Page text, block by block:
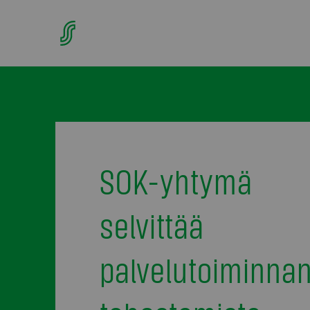
SOK-yhtymä
selvittää